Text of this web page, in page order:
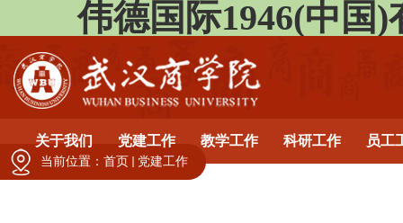
伟德国际1946(中国
关于我们 党建工作 教学工作 科研工作 员工
当前位置： 首页 党建工作